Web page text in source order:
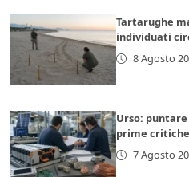
Tartarughe
individuati
8 Agosto
Urso:
prime
7 Agosto